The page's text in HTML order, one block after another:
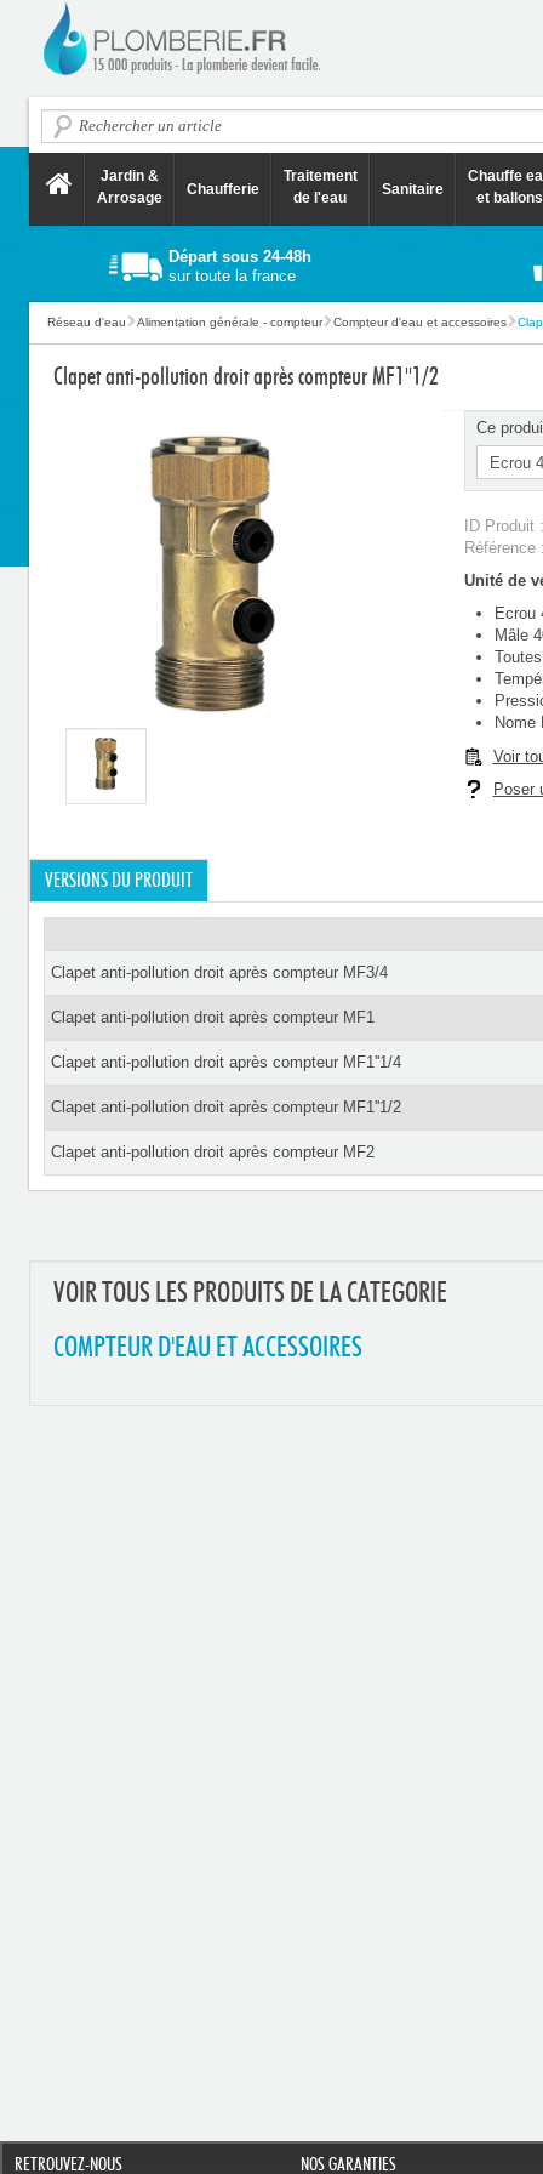
Jardin &
Arrosage
Chaufferie
Traitement
de l'eau
Sanitaire
Chauffe
et ballons
Départ sous 24-48h
sur toute la france
Réseau d'eau Alimentation générale - compteur Compteur d'eau et accessoires
Clapet anti-pollution droit après compteur MF1''1/2
Ce
ID Produit
Unité de
Ecrou
Mâle
Nome
Voir
Poser
VERSIONS DU PRODUIT
Clapet anti-pollution droit après compteur MF3/4
Clapet anti-pollution droit après compteur MF1
Clapet anti-pollution droit après compteur MF1''1/4
Clapet anti-pollution droit après compteur MF1''1/2
Clapet anti-pollution droit après compteur MF2
VOIR TOUS LES PRODUITS DE LA CATEGORIE
COMPTEUR D'EAU ET ACCESSOIRES
RETROUVEZ-NOUS NOS GARANTIES